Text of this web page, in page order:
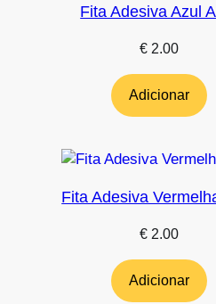
Fita Adesiva Azul
€ 2.00
Adicionar
Fita Adesiva
€ 2.00
Adicionar